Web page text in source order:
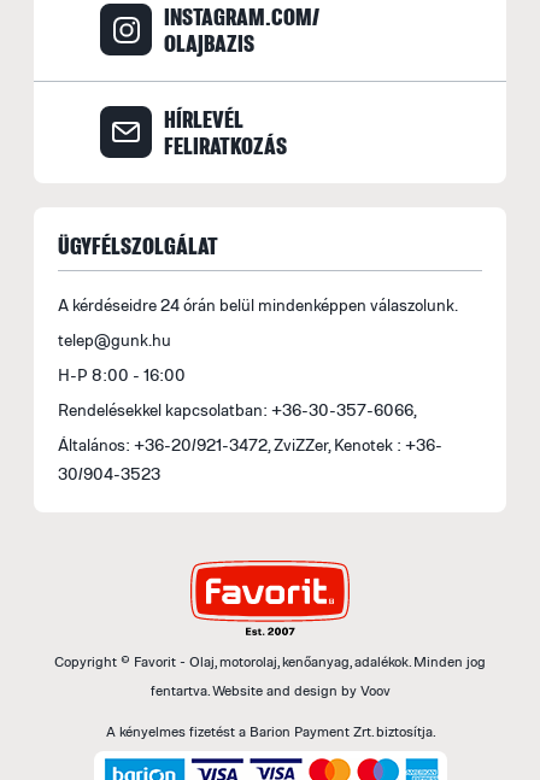
INSTAGRAM.COM/
OLAJBAZIS
HÍRLEVÉL
FELIRATKOZÁS
ÜGYFÉLSZOLGÁLAT
A kérdéseidre 24 órán belül mindenképpen válaszolunk.
telep@gunk.hu
H-P 8:00 - 16:00
Rendelésekkel kapcsolatban: +36-30-357-6066,
Általános: +36-20/921-3472, ZviZZer, Kenotek : +36-
30/904-3523
Copyright © Favorit - Olaj, motorolaj, kenőanyag, adalékok. Minden jog
fentartva.Website and design by Voov
A kényelmes fizetést a Barion Payment Zrt. biztosítja.